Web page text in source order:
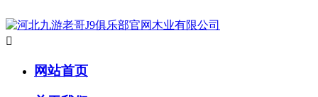

网站首页